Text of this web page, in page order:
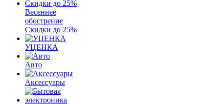
Весеннее
обострение
Скидки до 25%
УЦЕНКА
Авто
Аксессуары